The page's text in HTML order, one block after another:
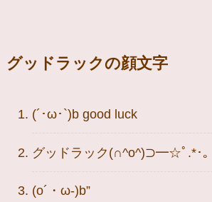
グッドラックの顔文字
(´･ω･`)b good luck
グッドラック(∩^o^)⊃━☆ﾟ.*･｡
(o´・ω-)b”